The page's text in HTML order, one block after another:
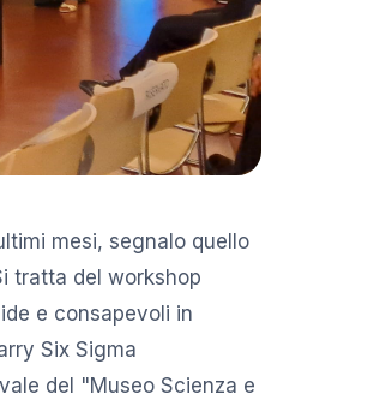
mesi, segnalo quello
tratta del workshop
e consapevoli in
Six Sigma
del "Museo Scienza e